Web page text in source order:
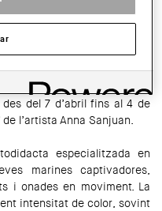
del 7 d’abril fins al 4 de
l’artista Anna Sanjuan.
especialitzada en
marines captivadores,
i onades en moviment. La
intensitat de color, sovint